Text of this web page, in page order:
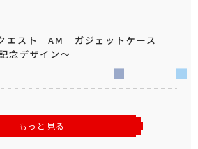
エスト AM ガジェットケース
念デザイン～
もっと見る